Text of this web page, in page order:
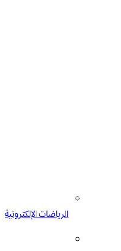
الرياضات الإلكترونية